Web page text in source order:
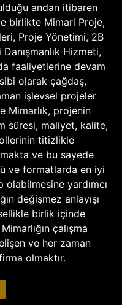
andan itibaren
birlikte Mimari Proje,
Proje Yönetimi, 2B
Hizmeti,
faaliyetlerine devam
olarak çağdaş,
işlevsel projeler
Mimarlık, projenin
süresi, maliyet, kalite,
titizlikle
ve bu sayede
ve formatlarda en iyi
yardımcı
değişmez anlayışı
birlik içinde
çalışma
ve her zaman
olmaktır.